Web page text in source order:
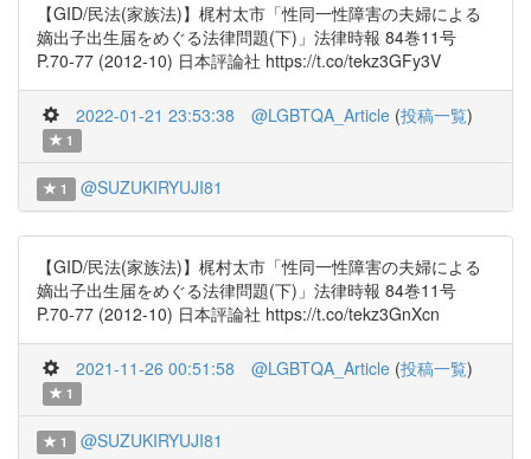
【GID/民法(家族法)】梶村太市「性同一性障害の夫婦による
嫡出子出生届をめぐる法律問題(下)」法律時報 84巻11号
P.70-77 (2012-10) 日本評論社 https://t.co/tekz3GFy3V
2022-01-21 23:53:38 @LGBTQA_Article (投稿一覧)
1
1 @SUZUKIRYUJI81
【GID/民法(家族法)】梶村太市「性同一性障害の夫婦による
嫡出子出生届をめぐる法律問題(下)」法律時報 84巻11号
P.70-77 (2012-10) 日本評論社 https://t.co/tekz3GnXcn
2021-11-26 00:51:58 @LGBTQA_Article (投稿一覧)
1
1 @SUZUKIRYUJI81